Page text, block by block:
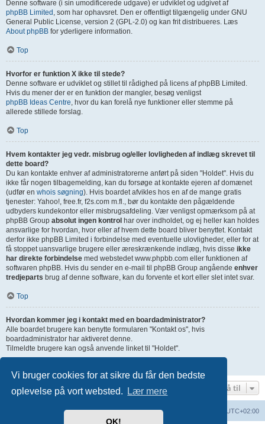
Vi bruger cookies for at sikre du får den bedste
oplevelse på vort websted.
Lær mere
OK!
Denne software (i sin umodificerede udgave) er udviklet og udgivet af
phpBB Limited , som har ophavsret. Den er offentligt tilgængelig under GNU
General Public License, version 2 (GPL-2.0) og kan frit distribueres. Læs
About phpBB for yderligere information.
Top
Hvorfor er funktion X ikke til stede?
Denne software er udviklet og stillet til rådighed på licens af phpBB Limited.
Hvis du mener der er en funktion der mangler, besøg venligst
phpBB Ideas Centre, hvor du kan forelå nye funktioner eller stemme på
allerede stillede forslag.
Top
Hvem kontakter jeg vedr. misbrug og/eller lovligheden af indlæg skrevet til
dette board?
Du kan kontakte enhver af administratorerne anført på siden "Holdet". Hvis du
ikke får nogen tilbagemelding, kan du forsøge at kontakte ejeren af domænet
(udfør en whois søgning). Hvis boardet afvikles hos en af de mange gratis
tjenester: Yahoo!, free.fr, f2s.com m.fl., bør du kontakte den pågældende
udbyders kundekontor eller misbrugsafdeling. Vær venligst opmærksom på at
phpBB Group absolut ingen kontrol har over indholdet, og ej heller kan holdes
ansvarlige for hvordan, hvor eller af hvem dette board bliver benyttet. Kontakt
derfor ikke phpBB Limited i forbindelse med eventuelle ulovligheder, eller for at
få stoppet uansvarlige brugere eller æreskrænkende indlæg, hvis disse ikke
har direkte forbindelse med webstedet www.phpbb.com eller funktionen af
softwaren phpBB. Hvis du sender en e-mail til phpBB Group angående enhver
tredjeparts brug af denne software, kan du forvente et kort eller slet intet svar.
Top
Hvordan kommer jeg i kontakt med en boardadministrator?
Alle boardet brugere kan benytte formularen "Kontakt os", hvis
boardadministrator har aktiveret denne.
Tilmeldte brugere kan også anvende linket til "Holdet".
Gå til
UTC+02:00
Slet cookies